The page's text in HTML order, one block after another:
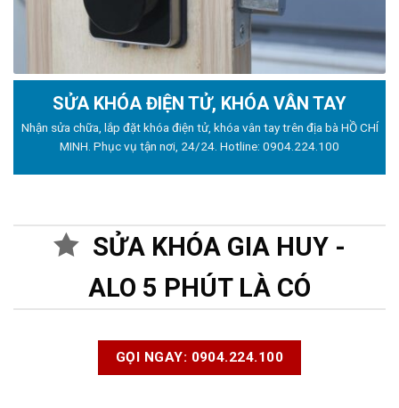
SỬA KHÓA ĐIỆN TỬ, KHÓA VÂN TAY
Nhận sửa chữa, lắp đặt khóa điện tử, khóa vân tay trên địa bà HỒ CHÍ
MINH. Phục vụ tận nơi, 24/24. Hotline: 0904.224.100
SỬA KHÓA GIA HUY -
ALO 5 PHÚT LÀ CÓ
GỌI NGAY: 0904.224.100